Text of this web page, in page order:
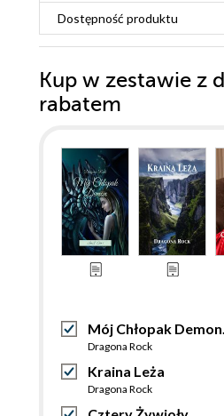
Dostępność produktu
Kup w zestawie z
rabatem
Mój Chłopak
Dragona Rock
Kraina Leża
Dragona Rock